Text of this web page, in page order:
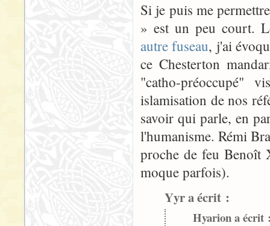
Si je puis me
» est un peu court.
autre fuseau, j'ai
ce Chesterton
"catho-préoccupé"
islamisation de nos
savoir qui parle, en
l'humanisme. Rémi
proche de feu Benoît
moque parfois).
Yyr a écrit :
Hyarion a écrit